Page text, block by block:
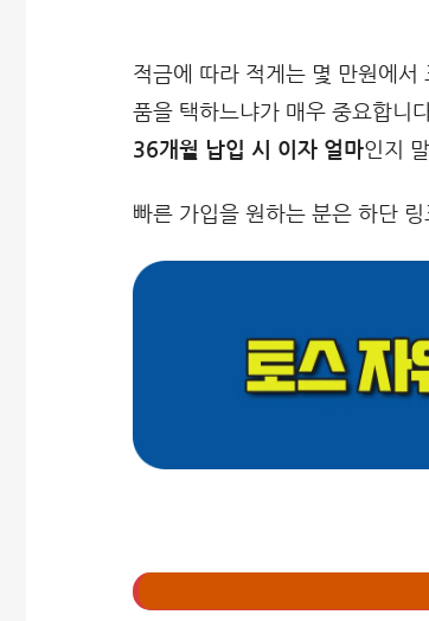
적금에 따라 적게는 몇 만원에
품을 택하느냐가 매우 중요합니
36개월 납입 시 이자 얼마인지
빠른 가입을 원하는 분은 하단